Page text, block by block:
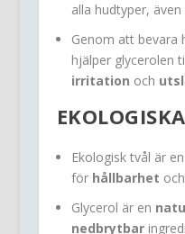
alla hudtyper,
Genom att bevara
hjälper glycerolen
irritation och
Ekologisk tvål är
för hållbarhet och
Glycerol är en
nedbrytbar